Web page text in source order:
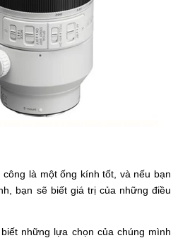
là một ống kính tốt, và nếu bạn
bạn sẽ biết giá trị của những điều
những lựa chọn của chúng mình